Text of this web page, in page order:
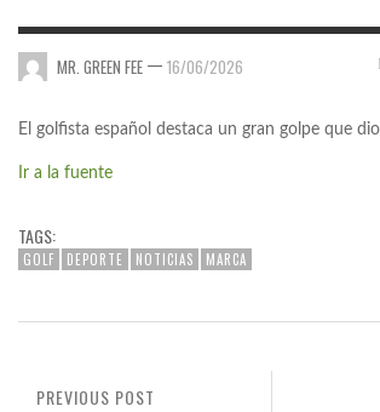
MR. GREEN FEE — 16/06/2026
El golfista español destaca un gran golpe que
Ir a la fuente
TAGS:
GOLF DEPORTE NOTICIAS MARCA
PREVIOUS POST